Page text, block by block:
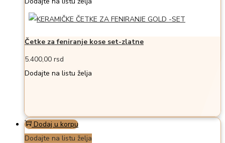
Četke za feniranje kose set-zlatne
5.400,00 rsd
Dodajte na listu želja
Dodaj u korpu
Dodajte na listu želja